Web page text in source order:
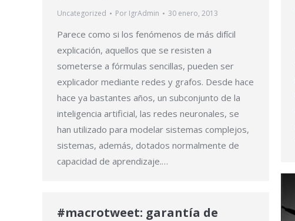
Uncategorized Por IgrAdmin 30 enero, 2013
Parece como si los fenómenos de más difícil
explicación, aquellos que se resisten a
someterse a fórmulas sencillas, pueden ser
explicador mediante redes y grafos. Desde hace
hace ya bastantes años, un subconjunto de la
inteligencia artificial, las redes neuronales, se
han utilizado para modelar sistemas complejos,
sistemas, además, dotados normalmente de
capacidad de aprendizaje.…
#macrotweet: garantía de